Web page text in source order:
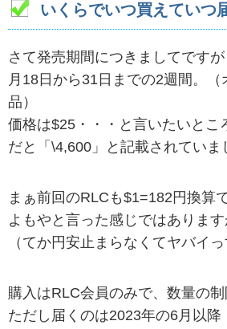
いくらでいつ買えていつ
さて発売期間につきましてです
月18日から31日までの2週間。
品）
価格は$25・・・と言いたいとこ
だと「\4,600」と記載されていま
まぁ前回のRLCも$1=182円換算
よもやと言った感じではあります
（てか円安止まらなくてヤバイっ
購入はRLC会員のみで、数量の制
ただし届くのは2023年の6月以降